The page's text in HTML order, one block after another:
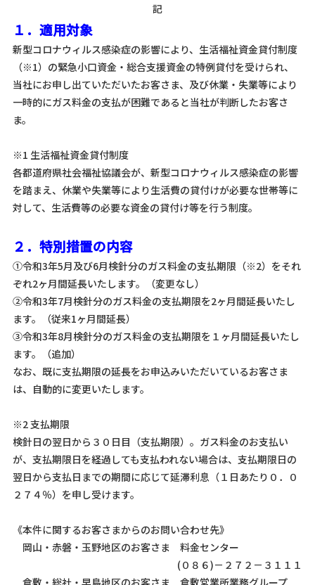
記
１．適用対象
新型コロナウィルス感染症の影響により、生活福祉資金貸付制度
（※1）の緊急小口資金・総合支援資金の特例貸付を受けられ、
当社にお申し出ていただいたお客さま、及び休業・失業等により
一時的にガス料金の支払が困難であると当社が判断したお客さ
ま。
※1 生活福祉資金貸付制度
各都道府県社会福祉協議会が、新型コロナウィルス感染症の影響
を踏まえ、休業や失業等により生活費の貸付けが必要な世帯等に
対して、生活費等の必要な資金の貸付け等を行う制度。
２．特別措置の内容
①令和3年5月及び6月検針分のガス料金の支払期限（※2）をそれ
ぞれ2ヶ月間延長いたします。（変更なし）
②令和3年7月検針分のガス料金の支払期限を2ヶ月間延長いたし
ます。（従来1ヶ月間延長）
③令和3年8月検針分のガス料金の支払期限を１ヶ月間延長いたし
ます。（追加）
なお、既に支払期限の延長をお申込みいただいているお客さま
は、自動的に変更いたします。
※2 支払期限
検針日の翌日から３０日目（支払期限）。ガス料金のお支払い
が、支払期限日を経過しても支払われない場合は、支払期限日の
翌日から支払日までの期間に応じて延滞利息（１日あたり０．０
２７４％）を申し受けます。
《本件に関するお客さまからのお問い合わせ先》
岡山・赤磐・玉野地区のお客さま 料金センター
(０８６)－２７２－３１１１
倉敷・総社・早島地区のお客さま 倉敷営業所業務グループ